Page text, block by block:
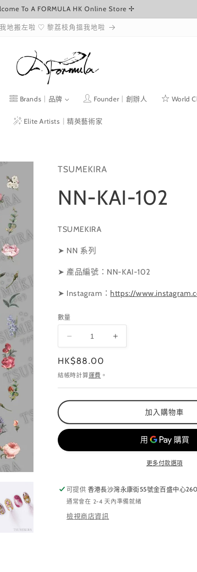
To A FORMULA HK Online Store ✢
我地搬左啦 ♡ 黎荔枝角搵我地啦
Brands｜品牌 Founder｜創辦人 World
Elite Artists｜精英藝術家
TSUMEKIRA
NN-KAI-102
TSUMEKIRA
➤ NN 系列
➤ 產品編號：NN-KAI-102
➤ Instagram ： https://
數量
KAI-
102
數
量
減
NN-
KAI-
量
增
定
價
HK$88.00
結帳時計算運費 。
加入購物車
更多付款選項
可提供 香港長沙灣永康街55號金百盛中心
通常會在 2-4 天內準備就緒
檢視商店資訊